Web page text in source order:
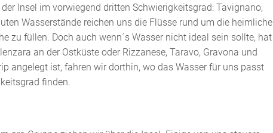
Insel im vorwiegend dritten Schwierigkeitsgrad: Tavignano,
Wasserstände reichen uns die Flüsse rund um die heimliche
zu füllen. Doch auch wenn´s Wasser nicht ideal sein sollte, hat
an der Ostküste oder Rizzanese, Taravo, Gravona und
angelegt ist, fahren wir dorthin, wo das Wasser für uns passt
finden.